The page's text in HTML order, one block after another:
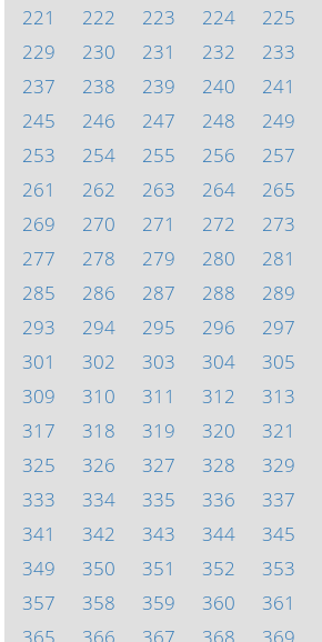
221
222 223 224 225
229
230 231 232 233
237
238 239 240 241
245
246 247 248 249
253
254 255 256 257
261
262 263 264 265
269
270 271 272 273
277
278 279 280 281
285
286 287 288 289
293
294 295 296 297
301
302 303 304 305
309
310 311 312 313
317
318 319 320 321
325
326 327 328 329
333
334 335 336 337
341
342 343 344 345
349
350 351 352 353
357
358 359 360 361